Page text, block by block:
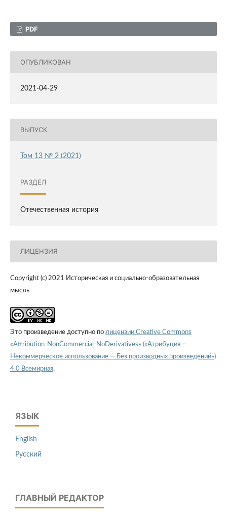
PDF
ОПУБЛИКОВАН
2021-04-29
ВЫПУСК
Том 13 № 2 (2021)
РАЗДЕЛ
Отечественная история
ЛИЦЕНЗИЯ
Copyright (c) 2021 Историческая и социально-образовательная
мысль
Это произведение доступно по лицензии Creative Commons
«Attribution-NonCommercial-NoDerivatives» («Атрибуция —
Некоммерческое использование — Без производных произведений»)
4.0 Всемирная.
ЯЗЫК
English
Русский
ГЛАВНЫЙ РЕДАКТОР